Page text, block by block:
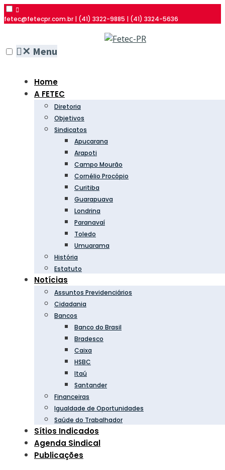
fetec@fetecpr.com.br | (41) 3322-9885 | (41) 3324-5636
✕ Menu
Home
A FETEC
Diretoria
Objetivos
Sindicatos
Apucarana
Arapoti
Campo Mourão
Cornélio Procópio
Curitiba
Guarapuava
Londrina
Paranavaí
Toledo
Umuarama
História
Estatuto
Notícias
Assuntos Previdenciários
Cidadania
Bancos
Banco do Brasil
Bradesco
Caixa
HSBC
Itaú
Santander
Financeiras
Igualdade de Oportunidades
Saúde do Trabalhador
Sítios Indicados
Agenda Sindical
Publicações